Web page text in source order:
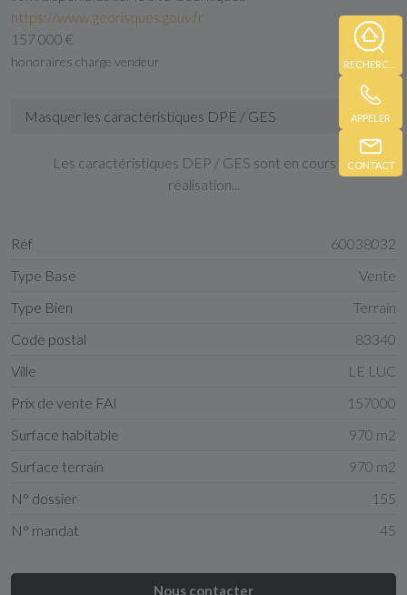
APPELER
CONTACT
https://www.georisques.gouv.fr
157 000 €
honoraires charge vendeur
Masquer les caractéristiques DPE / GES
Les caractéristiques DEP / GES sont en cours de
réalisation...
Réf
60038032
Type Base
Vente
Type Bien
Terrain
Code postal
83340
Ville
LE LUC
Prix de vente FAI
157000
Surface habitable
970 m2
Surface terrain
970 m2
N° dossier
155
N° mandat
45
Nous contacter